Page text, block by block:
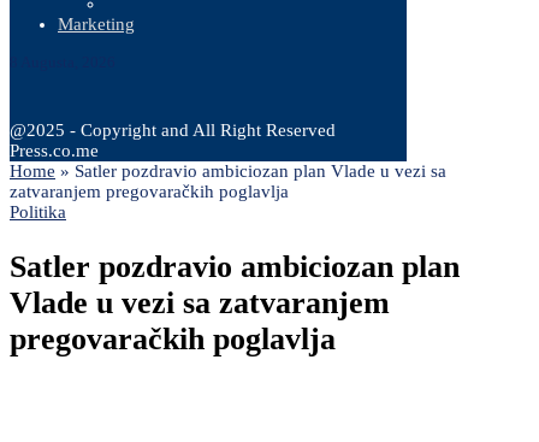
Marketing
@2025 - Copyright and All Right Reserved
Press.co.me
Home » Satler pozdravio ambiciozan plan Vlade u vezi sa
zatvaranjem pregovaračkih poglavlja
Politika
Satler pozdravio ambiciozan plan
Vlade u vezi sa zatvaranjem
pregovaračkih poglavlja